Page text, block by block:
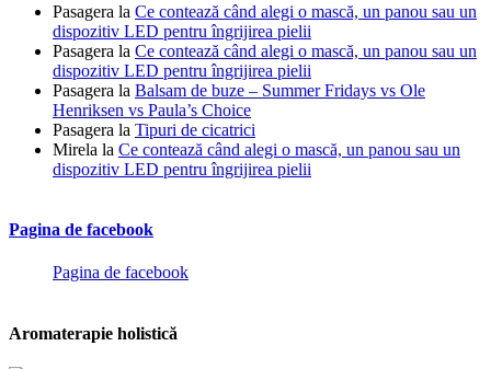
Pasagera la Ce contează când alegi o mască, un panou sau un
dispozitiv LED pentru îngrijirea pielii
Pasagera la Ce contează când alegi o mască, un panou sau un
dispozitiv LED pentru îngrijirea pielii
Pasagera la Balsam de buze – Summer Fridays vs Ole
Henriksen vs Paula’s Choice
Pasagera la Tipuri de cicatrici
Mirela la Ce contează când alegi o mască, un panou sau un
dispozitiv LED pentru îngrijirea pielii
Pagina de facebook
Pagina de facebook
Aromaterapie holistică